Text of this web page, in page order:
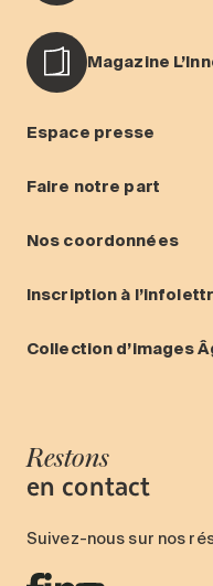
Magazine
Espace presse
Faire notre part
Nos coordonnées
Inscription à
Collection d’images
Restons
en contact
Suivez-nous sur nos